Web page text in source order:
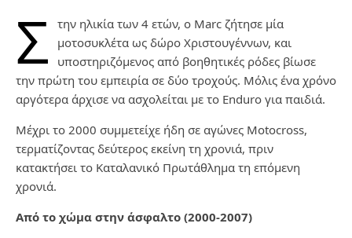
Σ την ηλικία των 4 ετών, ο Marc ζήτησε μία
μοτοσυκλέτα ως δώρο Χριστουγέννων, και
υποστηριζόμενος από βοηθητικές ρόδες βίωσε
την πρώτη του εμπειρία σε δύο τροχούς. Μόλις ένα χρόνο
αργότερα άρχισε να ασχολείται με το Enduro για παιδιά.
Μέχρι το 2000 συμμετείχε ήδη σε αγώνες Motocross,
τερματίζοντας δεύτερος εκείνη τη χρονιά, πριν
κατακτήσει το Καταλανικό Πρωτάθλημα τη επόμενη
χρονιά.
Από το χώμα στην άσφαλτο (2000-2007)